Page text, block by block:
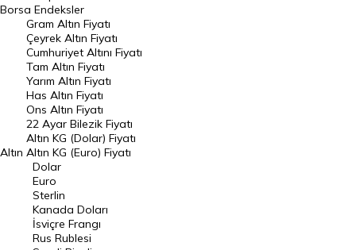
Raporlar
Endeksler
DÖVİZ
Döviz Kuru
Dolar Kuru
Euro Kuru
Pound Kuru
Frank Kuru
Riyal Kuru
Borsa Endeksler
Altın
Gram Altın Fiyatı
Çeyrek Altın Fiyatı
Cumhuriyet Altını Fiyatı
Tam Altın Fiyatı
Yarım Altın Fiyatı
Has Altın Fiyatı
Ons Altın Fiyatı
22 Ayar Bilezik Fiyatı
Altın KG (Dolar) Fiyatı
Altın KG (Euro) Fiyatı
Dolar
Euro
Sterlin
Kanada Doları
İsviçre Frangı
Rus Rublesi